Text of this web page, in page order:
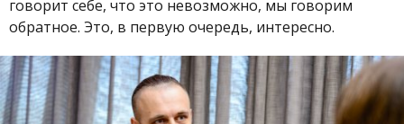
говорит себе, что это невозможно, мы говорим
обратное. Это, в первую очередь, интересно.